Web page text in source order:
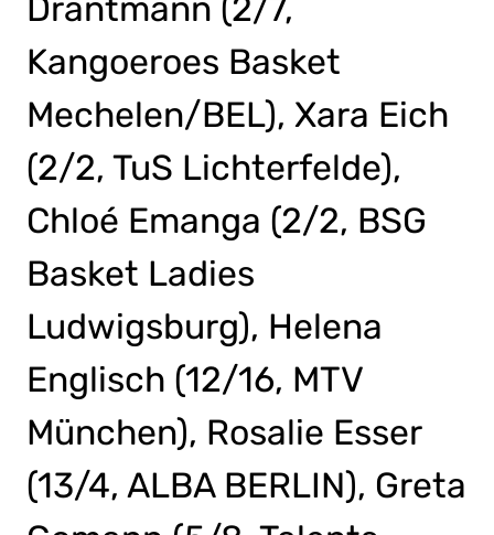
Drantmann (2/7,
Kangoeroes Basket
Mechelen/BEL), Xara Eich
(2/2, TuS Lichterfelde),
Chloé Emanga (2/2, BSG
Basket Ladies
Ludwigsburg), Helena
Englisch (12/16, MTV
München), Rosalie Esser
(13/4, ALBA BERLIN), Greta